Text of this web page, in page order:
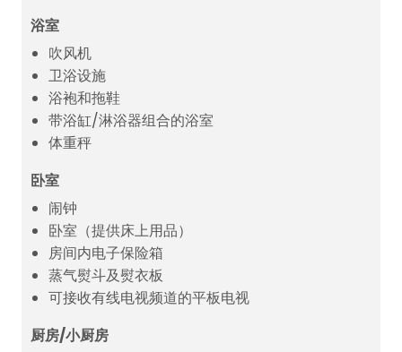
浴室
吹风机
卫浴设施
浴袍和拖鞋
带浴缸/淋浴器组合的浴室
体重秤
卧室
闹钟
卧室（提供床上用品）
房间内电子保险箱
蒸气熨斗及熨衣板
可接收有线电视频道的平板电视
厨房/小厨房